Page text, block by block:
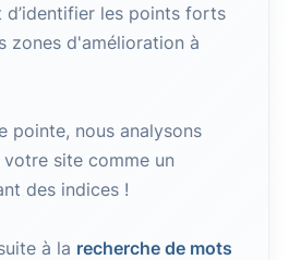
d’identifier les points forts
zones d'amélioration à
pointe, nous analysons
site comme un
des indices !
à la recherche de mots